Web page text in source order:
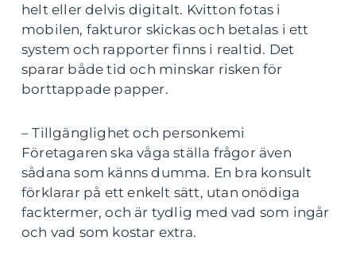
helt eller delvis digitalt. Kvitton fotas i
mobilen, fakturor skickas och betalas i ett
system och rapporter finns i realtid. Det
sparar både tid och minskar risken för
borttappade papper.
– Tillgänglighet och personkemi
Företagaren ska våga ställa frågor även
sådana som känns dumma. En bra konsult
förklarar på ett enkelt sätt, utan onödiga
facktermer, och är tydlig med vad som ingår
och vad som kostar extra.